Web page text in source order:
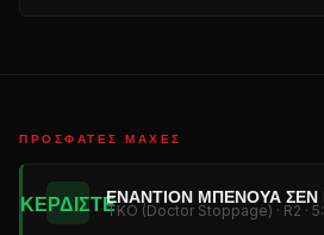
ΠΡΌΣΦΑΤΕΣ ΜΆΧΕΣ
ΚΕΡΔΙΣΤΕΕΝΑΝΤΊΟΝ ΜΠΕΝΟΥΆ ΣΕΝ
TKO (Doctor Stoppage) · R2 ·